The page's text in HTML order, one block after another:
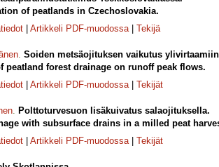
of peatlands in Czechoslovakia.
Artikkeli PDF-muodossa| Tekijä
. Soiden metsäojituksen vaikutus
peatland forest drainage on runoff peak flows.
Artikkeli PDF-muodossa| Tekijät
. Polttoturvesuon lisäkuivatus salaojituksella.
with subsurface drains in a milled peat
Artikkeli PDF-muodossa| Tekijät